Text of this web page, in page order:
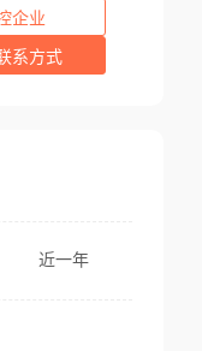
企业
系方式
近一年